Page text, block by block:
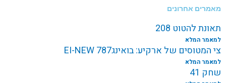
מאמרים אחרונים
תאונת להטוט 208
למאמר המלא
צי המטוסים של ארקיע: בואינג787 EI-NEW
למאמר המלא
שחק 41